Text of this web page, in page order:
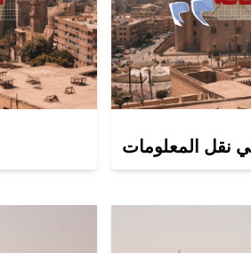
نقل المعلومات